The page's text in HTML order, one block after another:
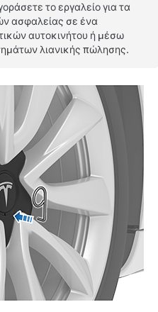
το εργαλείο για τα
ασφαλείας σε ένα
αυτοκινήτου ή μέσω
λιανικής πώλησης.